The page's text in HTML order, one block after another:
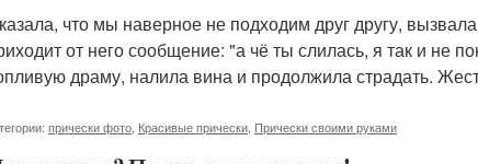
что мы наверное не подходим друг другу,
от него сообщение: "а чё ты слилась, я так и не
драму, налила вина и продолжила страдать.
прически фото Красивые прически Прически своими руками